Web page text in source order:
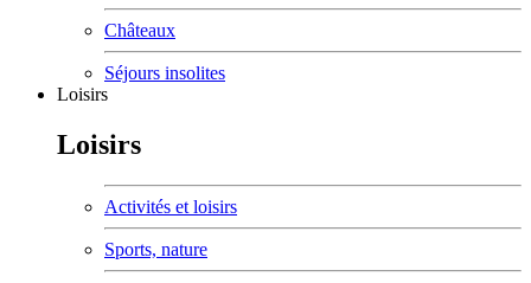
Châteaux
Séjours insolites
Loisirs
Loisirs
Activités et loisirs
Sports, nature